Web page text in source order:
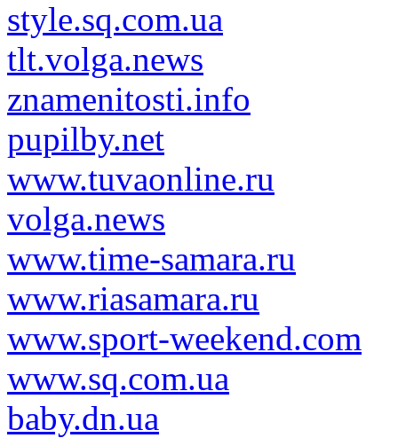
style.sq.com.ua
tlt.volga.news
znamenitosti.info
pupilby.net
www.tuvaonline.ru
volga.news
www.time-samara.ru
www.riasamara.ru
www.sport-weekend.com
www.sq.com.ua
baby.dn.ua